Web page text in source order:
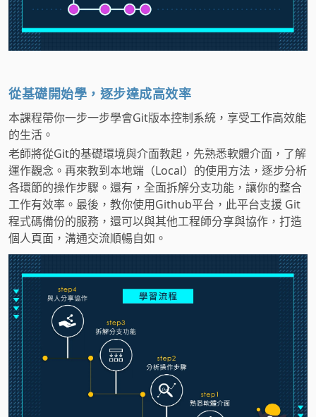
從基礎開始學，逐步達成高效率
本課程帶你一步一步學會Git版本控制系統，享受工作高效能
的生活。
老師將從Git的基礎環境與介面教起，先熟悉軟體介面，了解
運作觀念。再來教到本地端（Local）的使用方法，逐步分析
各環節的操作步驟。還有，全面拆解分支功能，讓你的整合
工作有效率。最後，教你使用Github平台，此平台支援 Git
程式碼備份的服務，還可以與其他工程師分享與協作，打造
個人頁面，溝通交流順暢自如。